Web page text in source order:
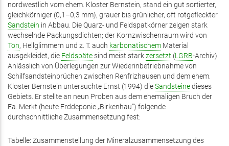
nordwestlich vom ehem. Kloster Bernstein, stand ein gut sortierter,
gleichkörniger (0,1–0,3 mm), grauer bis grünlicher, oft rotgefleckter
Sandstein in Abbau. Die Quarz- und Feldspatkörner zeigen stark
wechselnde Packungsdichten; der Kornzwischenraum wird von
Ton, Hellglimmern und z. T. auch karbonatischem Material
ausgekleidet, die Feldspätesind meist starkzersetzt (LGRB-Archiv).
Anlässlich von Überlegungen zur Wiederinbetriebnahme von
Schilfsandsteinbrüchen zwischen Renfrizhausen und dem ehem.
Kloster Bernstein untersuchte Ernst (1994) dieSandsteinedieses
Gebiets. Er stellte an neun Proben aus dem ehemaligen Bruch der
Fa. Merkt (heute Erddeponie „Birkenhau“) folgende
durchschnittliche Zusammensetzung fest:
Tabelle: Zusammenstellung der Mineralzusammensetzung des